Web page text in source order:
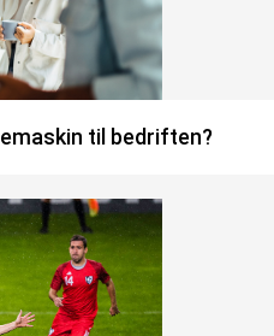
til bedriften?